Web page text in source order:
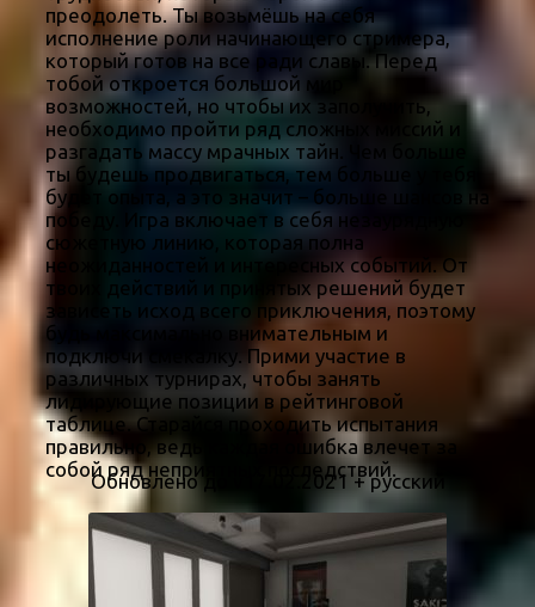
преодолеть. Ты возьмёшь на себя
исполнение роли начинающего стримера,
который готов на все ради славы. Перед
тобой откроется большой мир
возможностей, но чтобы их заполучить,
необходимо пройти ряд сложных миссий и
разгадать массу мрачных тайн. Чем больше
ты будешь продвигаться, тем больше у тебя
будет опыта, а это значит – больше шансов на
победу. Игра включает в себя незаурядную
сюжетную линию, которая полна
неожиданностей и интересных событий. От
твоих действий и принятых решений будет
зависеть исход всего приключения, поэтому
будь максимально внимательным и
подключи смекалку. Прими участие в
различных турнирах, чтобы занять
лидирующие позиции в рейтинговой
таблице. Старайся проходить испытания
правильно, ведь каждая ошибка влечет за
собой ряд неприятных последствий.
Обновлено до v17.02.2021 + русский